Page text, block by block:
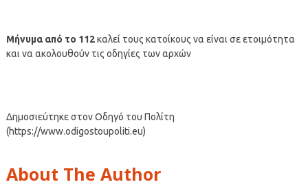
Μήνυμα από το 112καλεί τους κατοίκους να είναι σε ετοιμότητα
και να ακολουθούν τις οδηγίες των αρχών
Δημοσιεύτηκε στον Οδηγό του Πολίτη
(https://www.odigostoupoliti.eu)
About The Author